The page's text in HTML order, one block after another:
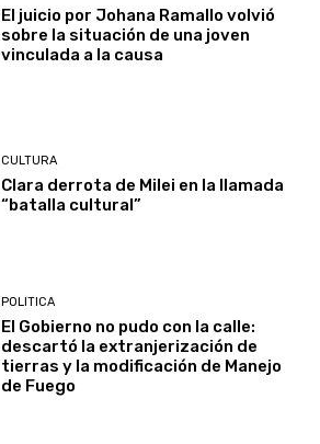
El juicio por Johana Ramallo volvió
sobre la situación de una joven
vinculada a la causa
CULTURA
Clara derrota de Milei en la llamada
“batalla cultural”
POLITICA
El Gobierno no pudo con la calle:
descartó la extranjerización de
tierras y la modificación de Manejo
de Fuego